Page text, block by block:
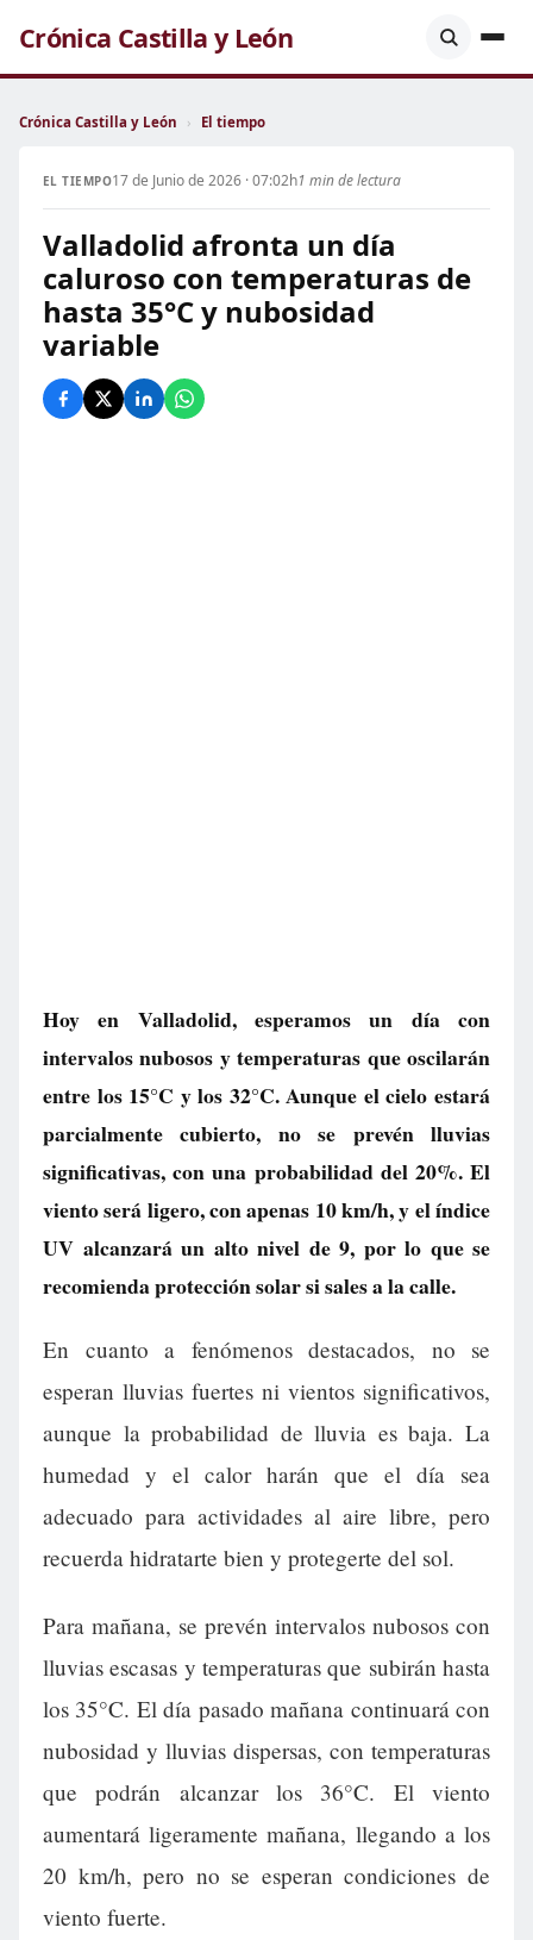
Crónica Castilla y León
Crónica Castilla y León › El tiempo
EL TIEMPO17 de Junio de 2026 · 07:02h1 min de lectura
Valladolid afronta un día
caluroso con temperaturas de
hasta 35°C y nubosidad
variable
Hoy en Valladolid, esperamos un día con
intervalos nubosos y temperaturas que oscilarán
entre los 15°C y los 32°C. Aunque el cielo estará
parcialmente cubierto, no se prevén lluvias
significativas, con una probabilidad del 20%. El
viento será ligero, con apenas 10 km/h, y el índice
UV alcanzará un alto nivel de 9, por lo que se
recomienda protección solar si sales a la calle.
En cuanto a fenómenos destacados, no se
esperan lluvias fuertes ni vientos significativos,
aunque la probabilidad de lluvia es baja. La
humedad y el calor harán que el día sea
adecuado para actividades al aire libre, pero
recuerda hidratarte bien y protegerte del sol.
Para mañana, se prevén intervalos nubosos con
lluvias escasas y temperaturas que subirán hasta
los 35°C. El día pasado mañana continuará con
nubosidad y lluvias dispersas, con temperaturas
que podrán alcanzar los 36°C. El viento
aumentará ligeramente mañana, llegando a los
20 km/h, pero no se esperan condiciones de
viento fuerte.